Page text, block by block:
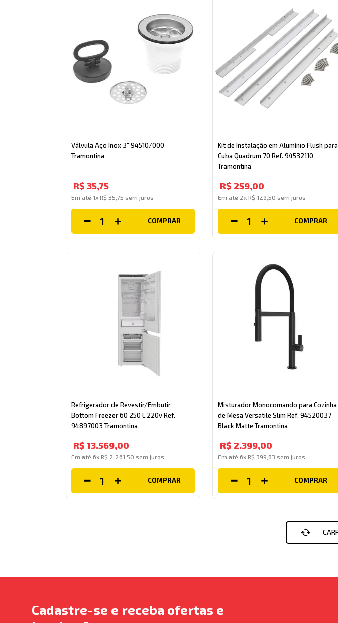
Válvula Aço Inox 3" 94510/000
Tramontina
R$ 35,75
Em até 1xR$ 35 ,75 sem juros
COMPRAR
Kit de Instalação em Alumínio Flush para
Cuba Quadrum 70 Ref. 94532110
Tramontina
R$ 259,00
Em até 2xR$ 129 ,50 sem juros
COMPRAR
Refrigerador de Revestir/Embutir
Bottom Freezer 60 250 L 220v Ref.
94897003 Tramontina
R$ 13.569,00
Em até6xR$ 2 261 ,50 sem juros
COMPRAR
Misturador Monocomando para Cozinha
de Mesa Versatile Slim Ref. 94520037
Black Matte Tramontina
R$ 2.399,00
Em até6xR$ 399 83 sem juros
COMPRAR
Cadastre-se e receba ofertas e